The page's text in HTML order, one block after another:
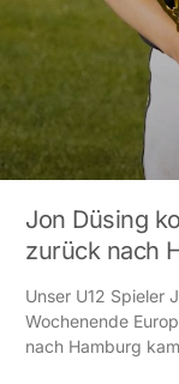
Jon Düsing
zurück nach
Unser U12 Spieler
Wochenende
nach Hamburg